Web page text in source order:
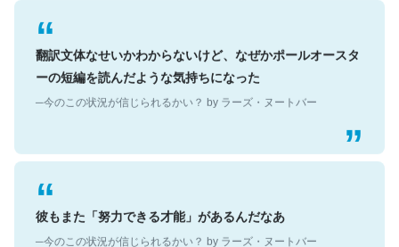
翻訳文体なせいかわからないけど、なぜかポールオースタ
ーの短編を読んだような気持ちになった
彼もまた「努力できる才能」があるんだなあ